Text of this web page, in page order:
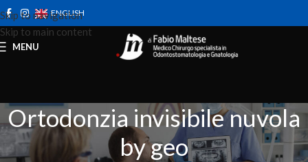
Skip to navigation
Skip to main content
ENGLISH
MENU
Ortodonzia invisibile nuvola
by geo